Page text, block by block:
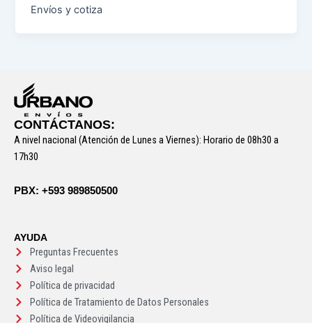
Envíos y cotiza
CONTÁCTANOS:
A nivel nacional (Atención de Lunes a Viernes): Horario de 08h30 a
17h30
PBX: +593 989850500
AYUDA
Preguntas Frecuentes
Aviso legal
Política de privacidad
Política de Tratamiento de Datos Personales
Política de Videovigilancia